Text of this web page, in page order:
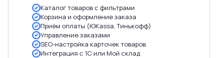
Каталог товаров с фильтрами
Корзина и оформление заказа
Приём оплаты (ЮKassa, Тинькофф)
Управление заказами
SEO-настройка карточек товаров
Интеграция с 1С или Мой склад